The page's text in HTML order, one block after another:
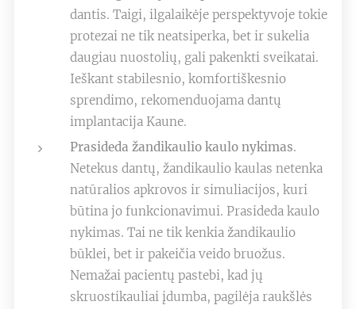
dantis. Taigi, ilgalaikėje perspektyvoje tokie
protezai ne tik neatsiperka, bet ir sukelia
daugiau nuostolių, gali pakenkti sveikatai.
Ieškant stabilesnio, komfortiškesnio
sprendimo, rekomenduojama dantų
implantacija Kaune.
Prasideda žandikaulio kaulo nykimas.
Netekus dantų, žandikaulio kaulas netenka
natūralios apkrovos ir simuliacijos, kuri
būtina jo funkcionavimui. Prasideda kaulo
nykimas. Tai ne tik kenkia žandikaulio
būklei, bet ir pakeičia veido bruožus.
Nemažai pacientų pastebi, kad jų
skruostikauliai įdumba, pagilėja raukšlės